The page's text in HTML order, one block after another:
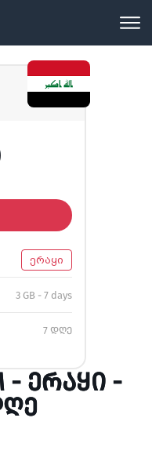
ერაყი
3 GB - 7 days
7 დღე
- ᲔᲠᲐᲧᲘ -